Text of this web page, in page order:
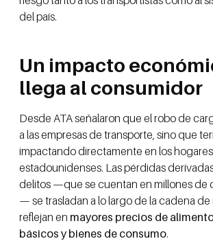
del país.
Un impacto
llega al consumidor
Desde ATA señalaron que el robo de
a las empresas de transporte, sino que
impactando directamente en los hogares
estadounidenses. Las pérdidas
delitos —que se cuentan en millones de
— se trasladan a lo largo de la cadena de
reflejan en mayores precios de
básicos y bienes de consumo.